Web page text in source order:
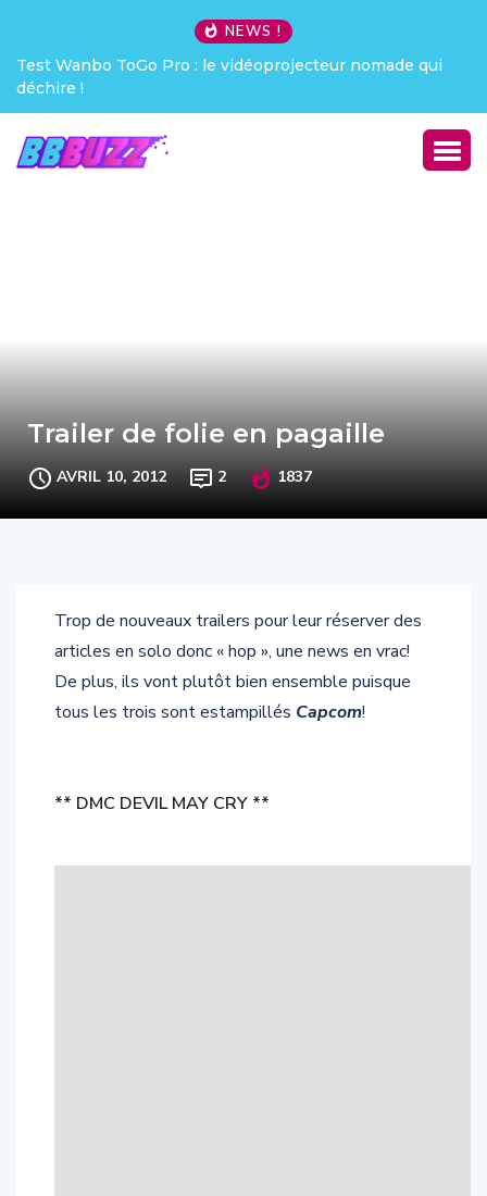
NEWS !
qui
Creative Pebble X : j’ai été choqué !
Trailer de folie en pagaille
AVRIL 10, 2012 2 1837
Trop de nouveaux trailers pour leur réserver des
articles en solo donc « hop », une news en vrac!
De plus, ils vont plutôt bien ensemble puisque
tous les trois sont estampillés Capcom!
** DMC DEVIL MAY CRY **